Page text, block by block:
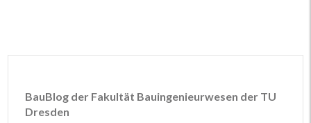
BauBlog der Fakultät Bauingenieurwesen der TU
Dresden